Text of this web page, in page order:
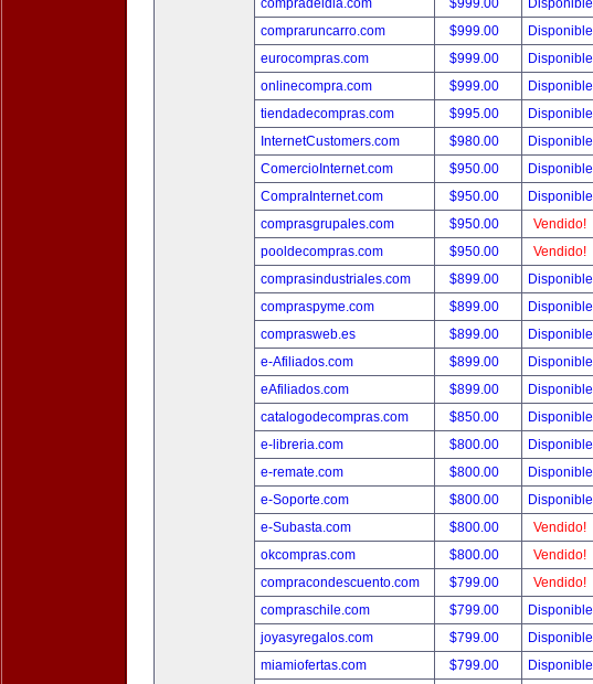
compradeldia.com
$999.00
Disponible
compraruncarro.com
$999.00
Disponible
eurocompras.com
$999.00
Disponible
onlinecompra.com
$999.00
Disponible
tiendadecompras.com
$995.00
Disponible
InternetCustomers.com
$980.00
Disponible
ComercioInternet.com
$950.00
Disponible
CompraInternet.com
$950.00
Disponible
comprasgrupales.com
$950.00
Vendido!
pooldecompras.com
$950.00
Vendido!
comprasindustriales.com
$899.00
Disponible
compraspyme.com
$899.00
Disponible
comprasweb.es
$899.00
Disponible
e-Afiliados.com
$899.00
Disponible
eAfiliados.com
$899.00
Disponible
catalogodecompras.com
$850.00
Disponible
e-libreria.com
$800.00
Disponible
e-remate.com
$800.00
Disponible
e-Soporte.com
$800.00
Disponible
e-Subasta.com
$800.00
Vendido!
okcompras.com
$800.00
Vendido!
compracondescuento.com
$799.00
Vendido!
compraschile.com
$799.00
Disponible
joyasyregalos.com
$799.00
Disponible
miamiofertas.com
$799.00
Disponible